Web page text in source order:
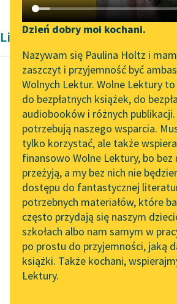
Katalog DAISY
Podkasty o książkach
Aktualności
„Prokurator Alicja Horn”
do słuchania
Byliśmy częścią AI Impact
Lab
Zapraszamy na spotkanie
online z tłumaczkami
literatury skandynawskiej
Spotkanie z Katarzyną
Tunkiel w Oslo
102. lata temu zmarł
Joseph Conrad
Mapa
API
OAI-
Dzień dobry moi kochani.
Nazywam się Paulina Holtz i
zaszczyt i przyjemność być
Wolnych Lektur. Wolne Lektury
do bezpłatnych książek, do
audiobooków i różnych publikacji.
potrzebują naszego wsparcia.
tylko korzystać, ale także
finansowo Wolne Lektury, bo bez
przeżyją, a my bez nich nie
dostępu do fantastycznej
potrzebnych materiałów, które
często przydają się naszym
szkołach albo nam samym w
po prostu do przyjemności, jaką
książki. Także kochani,
Lektury.
Liryka Konstantego Ildefonsa
Bal u
Dzieci,
niosły
duszę
i
Czytaj